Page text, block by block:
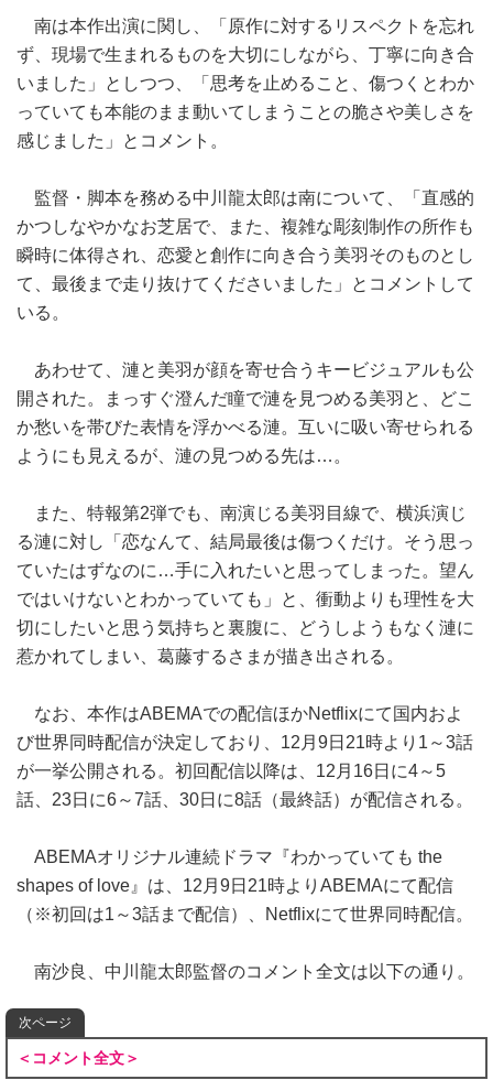
南は本作出演に関し、「原作に対するリスペクトを忘れ
ず、現場で生まれるものを大切にしながら、丁寧に向き合
いました」としつつ、「思考を止めること、傷つくとわか
っていても本能のまま動いてしまうことの脆さや美しさを
感じました」とコメント。
監督・脚本を務める中川龍太郎は南について、「直感的
かつしなやかなお芝居で、また、複雑な彫刻制作の所作も
瞬時に体得され、恋愛と創作に向き合う美羽そのものとし
て、最後まで走り抜けてくださいました」とコメントして
いる。
あわせて、漣と美羽が顔を寄せ合うキービジュアルも公
開された。まっすぐ澄んだ瞳で漣を見つめる美羽と、どこ
か愁いを帯びた表情を浮かべる漣。互いに吸い寄せられる
ようにも見えるが、漣の見つめる先は…。
また、特報第2弾でも、南演じる美羽目線で、横浜演じ
る漣に対し「恋なんて、結局最後は傷つくだけ。そう思っ
ていたはずなのに…手に入れたいと思ってしまった。望ん
ではいけないとわかっていても」と、衝動よりも理性を大
切にしたいと思う気持ちと裏腹に、どうしようもなく漣に
惹かれてしまい、葛藤するさまが描き出される。
なお、本作はABEMAでの配信ほかNetflixにて国内およ
び世界同時配信が決定しており、12月9日21時より1～3話
が一挙公開される。初回配信以降は、12月16日に4～5
話、23日に6～7話、30日に8話（最終話）が配信される。
ABEMAオリジナル連続ドラマ『わかっていても the
shapes of love』は、12月9日21時よりABEMAにて配信
（※初回は1～3話まで配信）、Netflixにて世界同時配信。
南沙良、中川龍太郎監督のコメント全文は以下の通り。
次ページ
＜コメント全文＞